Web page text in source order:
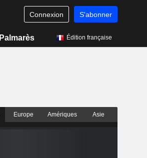
Connexion S'abonner
Palmarès Édition française
Europe Amériques Asie